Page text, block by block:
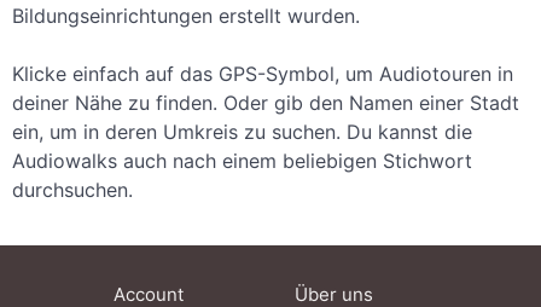
Bildungseinrichtungen erstellt wurden.
Klicke einfach auf das GPS-Symbol, um Audiotouren in
deiner Nähe zu finden. Oder gib den Namen einer Stadt
ein, um in deren Umkreis zu suchen. Du kannst die
Audiowalks auch nach einem beliebigen Stichwort
durchsuchen.
Account Über uns